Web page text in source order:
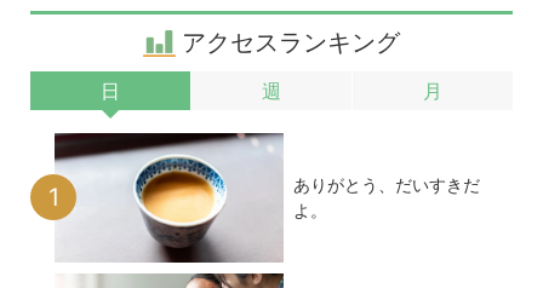
アクセスランキング
日 週 月
ありがとう、だいすきだ
よ。